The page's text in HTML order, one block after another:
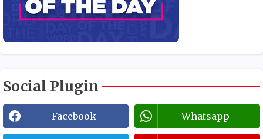
Social Plugin
Facebook Whatsapp